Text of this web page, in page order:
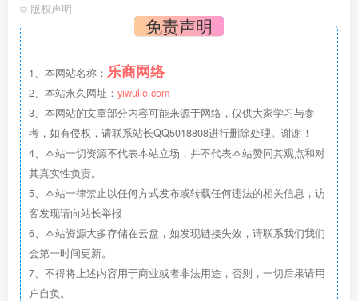
© 版权声明
免责声明
1、本网站名称： 乐商网络
2、本站永久网址： yiwulie.com
3、本网站的文章部分内容可能来源于网络，仅供大家学习与参
考，如有侵权，请联系站长QQ5018808进行删除处理。谢谢！
4、本站一切资源不代表本站立场，并不代表本站赞同其观点和对
其真实性负责。
5、本站一律禁止以任何方式发布或转载任何违法的相关信息，访
客发现请向站长举报
6、本站资源大多存储在云盘，如发现链接失效，请联系我们我们
会第一时间更新。
7、不得将上述内容用于商业或者非法用途，否则，一切后果请用
户自负。